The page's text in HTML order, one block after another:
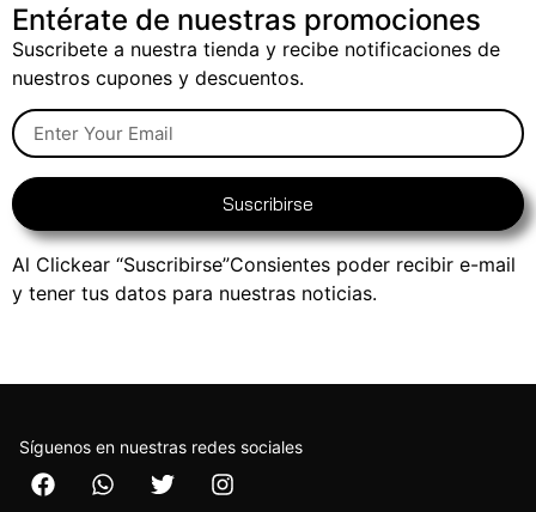
Entérate de nuestras promociones
Suscribete a nuestra tienda y recibe notificaciones de
nuestros cupones y descuentos.
Suscribirse
Al Clickear “Suscribirse”Consientes poder recibir e-mail
y tener tus datos para nuestras noticias.
Síguenos en nuestras redes sociales